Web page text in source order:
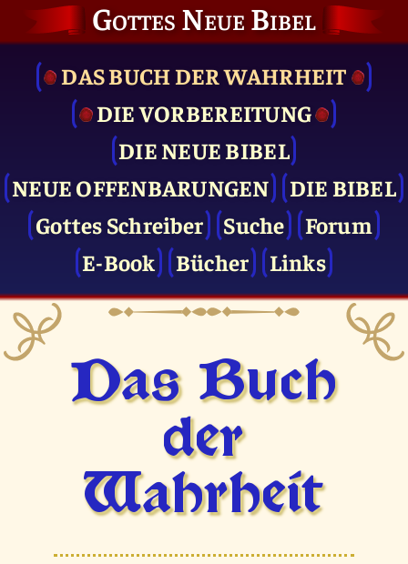
Gottes Neue Bibel
DAS BUCH DER WAHRHEIT
DIE VOR­BEREITUNG
DIE NEUE BIBEL
NEUE OFFENBARUNGEN
DIE BIBEL
Gottes Schreiber
Suche
Forum
E-Book
Bücher Links
Das Buch
der
Wahrheit